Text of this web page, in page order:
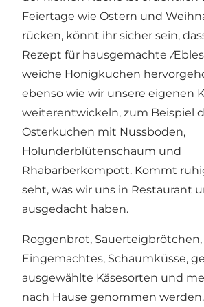
Feiertage wie Ostern und
rücken, könnt ihr sicher sein,
Rezept für hausgemachte
weiche Honigkuchen
ebenso wie wir unsere eigenen
weiterentwickeln, zum Beispiel
Osterkuchen mit Nussboden,
Holunderblütenschaum und
Rhabarberkompott. Kommt
seht, was wir uns in Restaurant
ausgedacht haben.
Roggenbrot, Sauerteigbrötchen,
Eingemachtes, Schaumküsse,
ausgewählte Käsesorten und
nach Hause genommen werden.